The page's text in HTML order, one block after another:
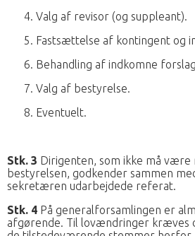
4. Valg af revisor (og suppleant).
5. Fastsættelse af kontingent og
6. Behandling af indkomne
7. Valg af bestyrelse.
8. Eventuelt.
Stk. 3 Dirigenten, som ikke må være
bestyrelsen, godkender sammen
sekretæren udarbejdede referat.
Stk. 4 På generalforsamlingen er
afgørende. Til lovændringer kræves